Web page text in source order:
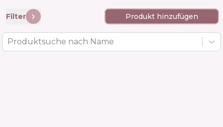
Filter Produkt hinzufügen
Produktsuche nach Name